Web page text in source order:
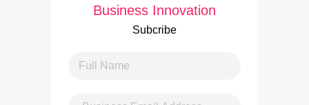
Business Innovation
Subcribe